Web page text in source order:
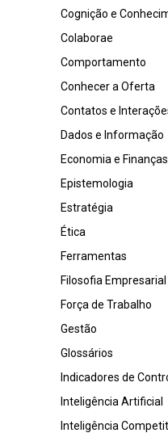
Cognição e
Colaborae
Comportamento
Conhecer a Oferta
Contatos e
Dados e Informação
Economia e Finanças
Epistemologia
Estratégia
Ética
Ferramentas
Filosofia Empresarial
Força de Trabalho
Gestão
Glossários
Indicadores de
Inteligência Artificial
Inteligência